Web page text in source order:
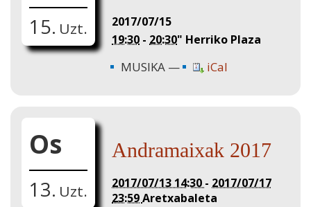
15. Uzt.
2017/07/15
19:30 - 20:30" Herriko Plaza
MUSIKA iCal
Os
13. Uzt.
Andramaixak 2017
2017/07/13 14:30-2017/07/17
23:59Aretxabaleta